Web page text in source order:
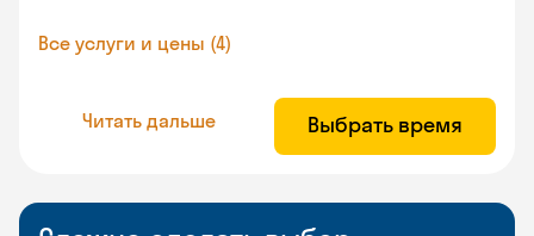
Все услуги и цены (4)
Читать дальше Выбрать время